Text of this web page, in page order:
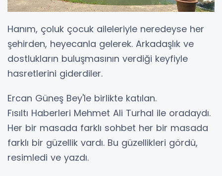
Hanım, çoluk çocuk aileleriyle neredeyse her
şehirden, heyecanla gelerek. Arkadaşlık ve
dostlukların buluşmasının verdiği keyfiyle
hasretlerini giderdiler.
Ercan Güneş Bey'le birlikte katılan.
Fısıltı Haberleri Mehmet Ali Turhal ile oradaydı.
Her bir masada farklı sohbet her bir masada
farklı bir güzellik vardı. Bu güzellikleri gördü,
resimledi ve yazdı.